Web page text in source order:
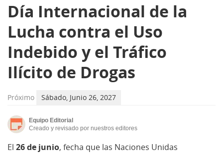
Día Internacional de la
Lucha contra el Uso
Indebido y el Tráfico
Ilícito de Drogas
Próximo Sábado, Junio 26, 2027
Equipo Editorial
Creado y revisado por nuestros editores
El 26 de junio, fecha que las Naciones Unidas